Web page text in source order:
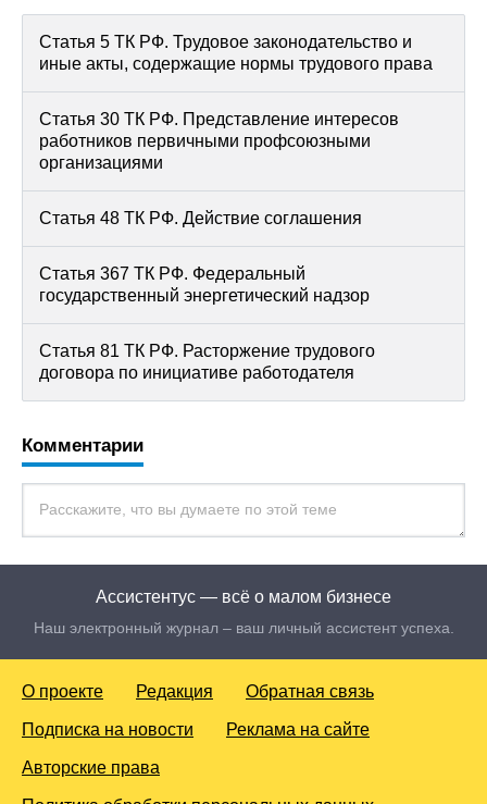
Статья 5 ТК РФ. Трудовое законодательство и
иные акты, содержащие нормы трудового права
Статья 30 ТК РФ. Представление интересов
работников первичными профсоюзными
организациями
Статья 48 ТК РФ. Действие соглашения
Статья 367 ТК РФ. Федеральный
государственный энергетический надзор
Статья 81 ТК РФ. Расторжение трудового
договора по инициативе работодателя
Комментарии
Ассистентус — всё о малом бизнесе
Наш электронный журнал – ваш личный ассистент успеха.
О проекте Редакция Обратная связь
Подписка на новости Реклама на сайте
Авторские права